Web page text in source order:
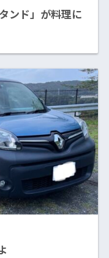
ンド」が料理に